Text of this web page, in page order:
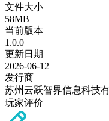
文件大小
58MB
当前版本
1.0.0
更新日期
2026-06-12
发行商
苏州云跃智界信息科技
玩家评价